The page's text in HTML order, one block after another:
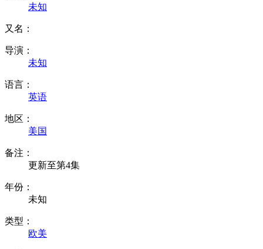
未知
又名：
导演：
未知
语言：
英语
地区：
美国
备注：
更新至第4集
年份：
未知
类型：
欧美